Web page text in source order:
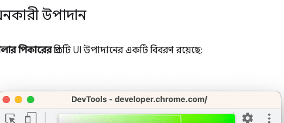
উপাদান
পিকারেরপ্রতিটি UI উপাদানের একটি বিবরণ রয়েছে: